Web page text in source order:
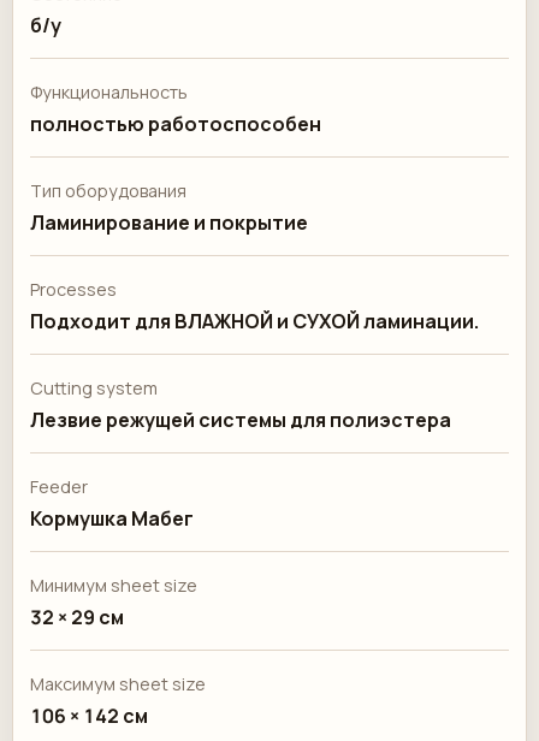
б/у
Функциональность
полностью работоспособен
Тип оборудования
Ламинирование и покрытие
Processes
Подходит для ВЛАЖНОЙ и СУХОЙ ламинации.
Cutting system
Лезвие режущей системы для полиэстера
Feeder
Кормушка Мабег
Минимум sheet size
32 × 29 см
Максимум sheet size
106 × 142 см